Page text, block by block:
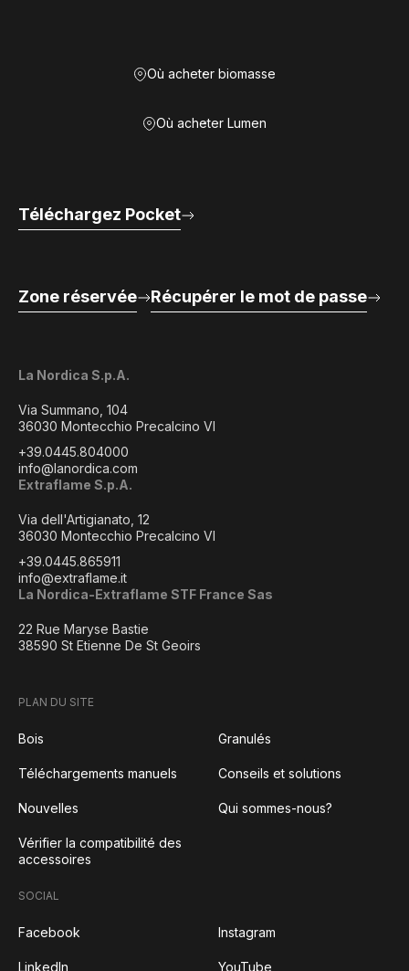
Où acheter biomasse
Où acheter Lumen
La Nordica S.p.A.
Via Summano, 104
36030 Montecchio Precalcino VI
+39.0445.804000
info@lanordica.com
Extraflame S.p.A.
Via dell'Artigianato, 12
36030 Montecchio Precalcino VI
+39.0445.865911
info@extraflame.it
La Nordica-Extraflame STF France Sas
22 Rue Maryse Bastie
38590 St Etienne De St Geoirs
Téléchargez Pocket
Zone réservée Récupérer le mot de passe
PLAN DU SITE
Bois Granulés
Téléchargements manuels Conseils et solutions
Nouvelles Qui sommes-nous?
Vérifier la compatibilité des
accessoires
SOCIAL
Facebook Instagram
LinkedIn YouTube